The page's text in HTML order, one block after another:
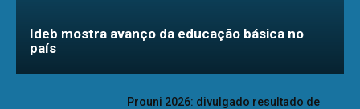
Ideb mostra avanço da educação básica no
país
Prouni 2026: divulgado resultado de